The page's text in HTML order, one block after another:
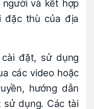
và kết hợp
đặc thù của địa
đặt, sử dụng
các video hoặc
hướng dẫn
sử dụng. Các tài